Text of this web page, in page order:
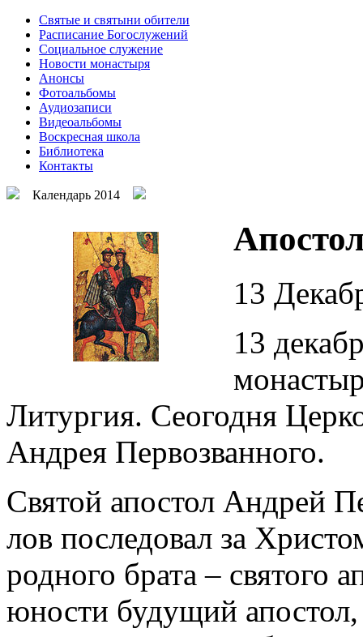
Святые и святыни обители
Расписание Богослужений
Социальное служение
Новости монастыря
Анонсы
Фотоальбомы
Аудиозаписи
Видеоальбомы
Воскресная школа
Библиотека
Контакты
Календарь 2014
13
13
Литургия. Сеогодня
Андрея Первозванного.
Свя­той апо­стол Ан­дрей
лов по­сле­до­вал за
род­но­го бра­та – свя­то­го
юно­сти бу­ду­щий